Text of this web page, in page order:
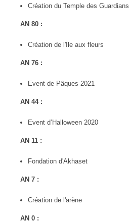
Création du Temple des Guardians
AN 80 :
Création de l'Ile aux fleurs
AN 76 :
Event de Pâques 2021
AN 44 :
Event d’Halloween 2020
AN 11 :
Fondation d'Akhaset
AN 7 :
Création de l'arène
AN 0 :